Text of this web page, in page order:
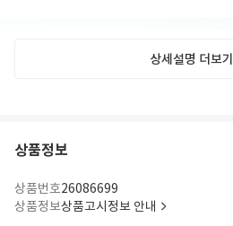
상세설명 더보기
상품정보
상품번호26086699
상품정보상품고시정보 안내